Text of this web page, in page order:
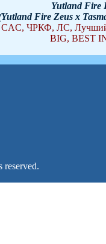
Yutland Fire
Fire Zeus x
CAC, ЧРКФ, ЛС,
BIG, BEST